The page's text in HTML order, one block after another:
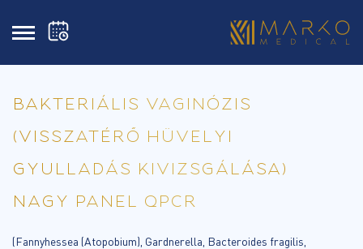
BAKTERIÁLIS VAGINÓZIS
(VISSZATÉRŐ HÜVELYI
GYULLADÁS KIVIZSGÁLÁSA)
NAGY PANEL QPCR
(Fannyhessea (Atopobium), Gardnerella, Bacteroides fragilis,